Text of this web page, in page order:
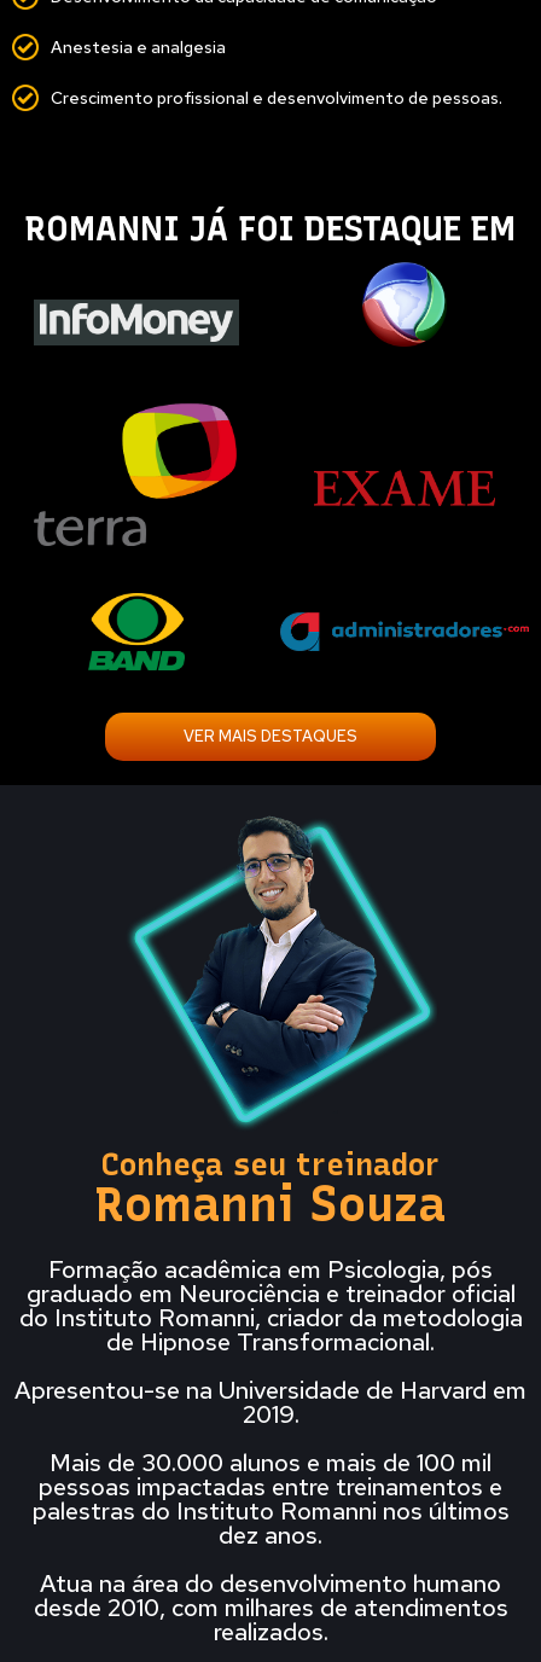
Anestesia e analgesia
Crescimento profissional e desenvolvimento de pessoas.
ROMANNI JÁ FOI DESTAQUE EM
VER MAIS DESTAQUES
Conheça seu treinador
Romanni Souza
Formação acadêmica em Psicologia, pós
graduado em Neurociência e treinador oficial
do Instituto Romanni, criador da metodologia
de Hipnose Transformacional.
Apresentou-se na Universidade de Harvard em
2019.
Mais de 30.000 alunos e mais de 100 mil
pessoas impactadas entre treinamentos e
palestras do Instituto Romanni nos últimos
dez anos.
Atua na área do desenvolvimento humano
desde 2010, com milhares de atendimentos
realizados.